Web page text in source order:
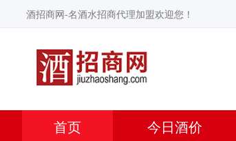
酒招商网-名酒水招商代理加盟欢迎您！
首页 今日酒价